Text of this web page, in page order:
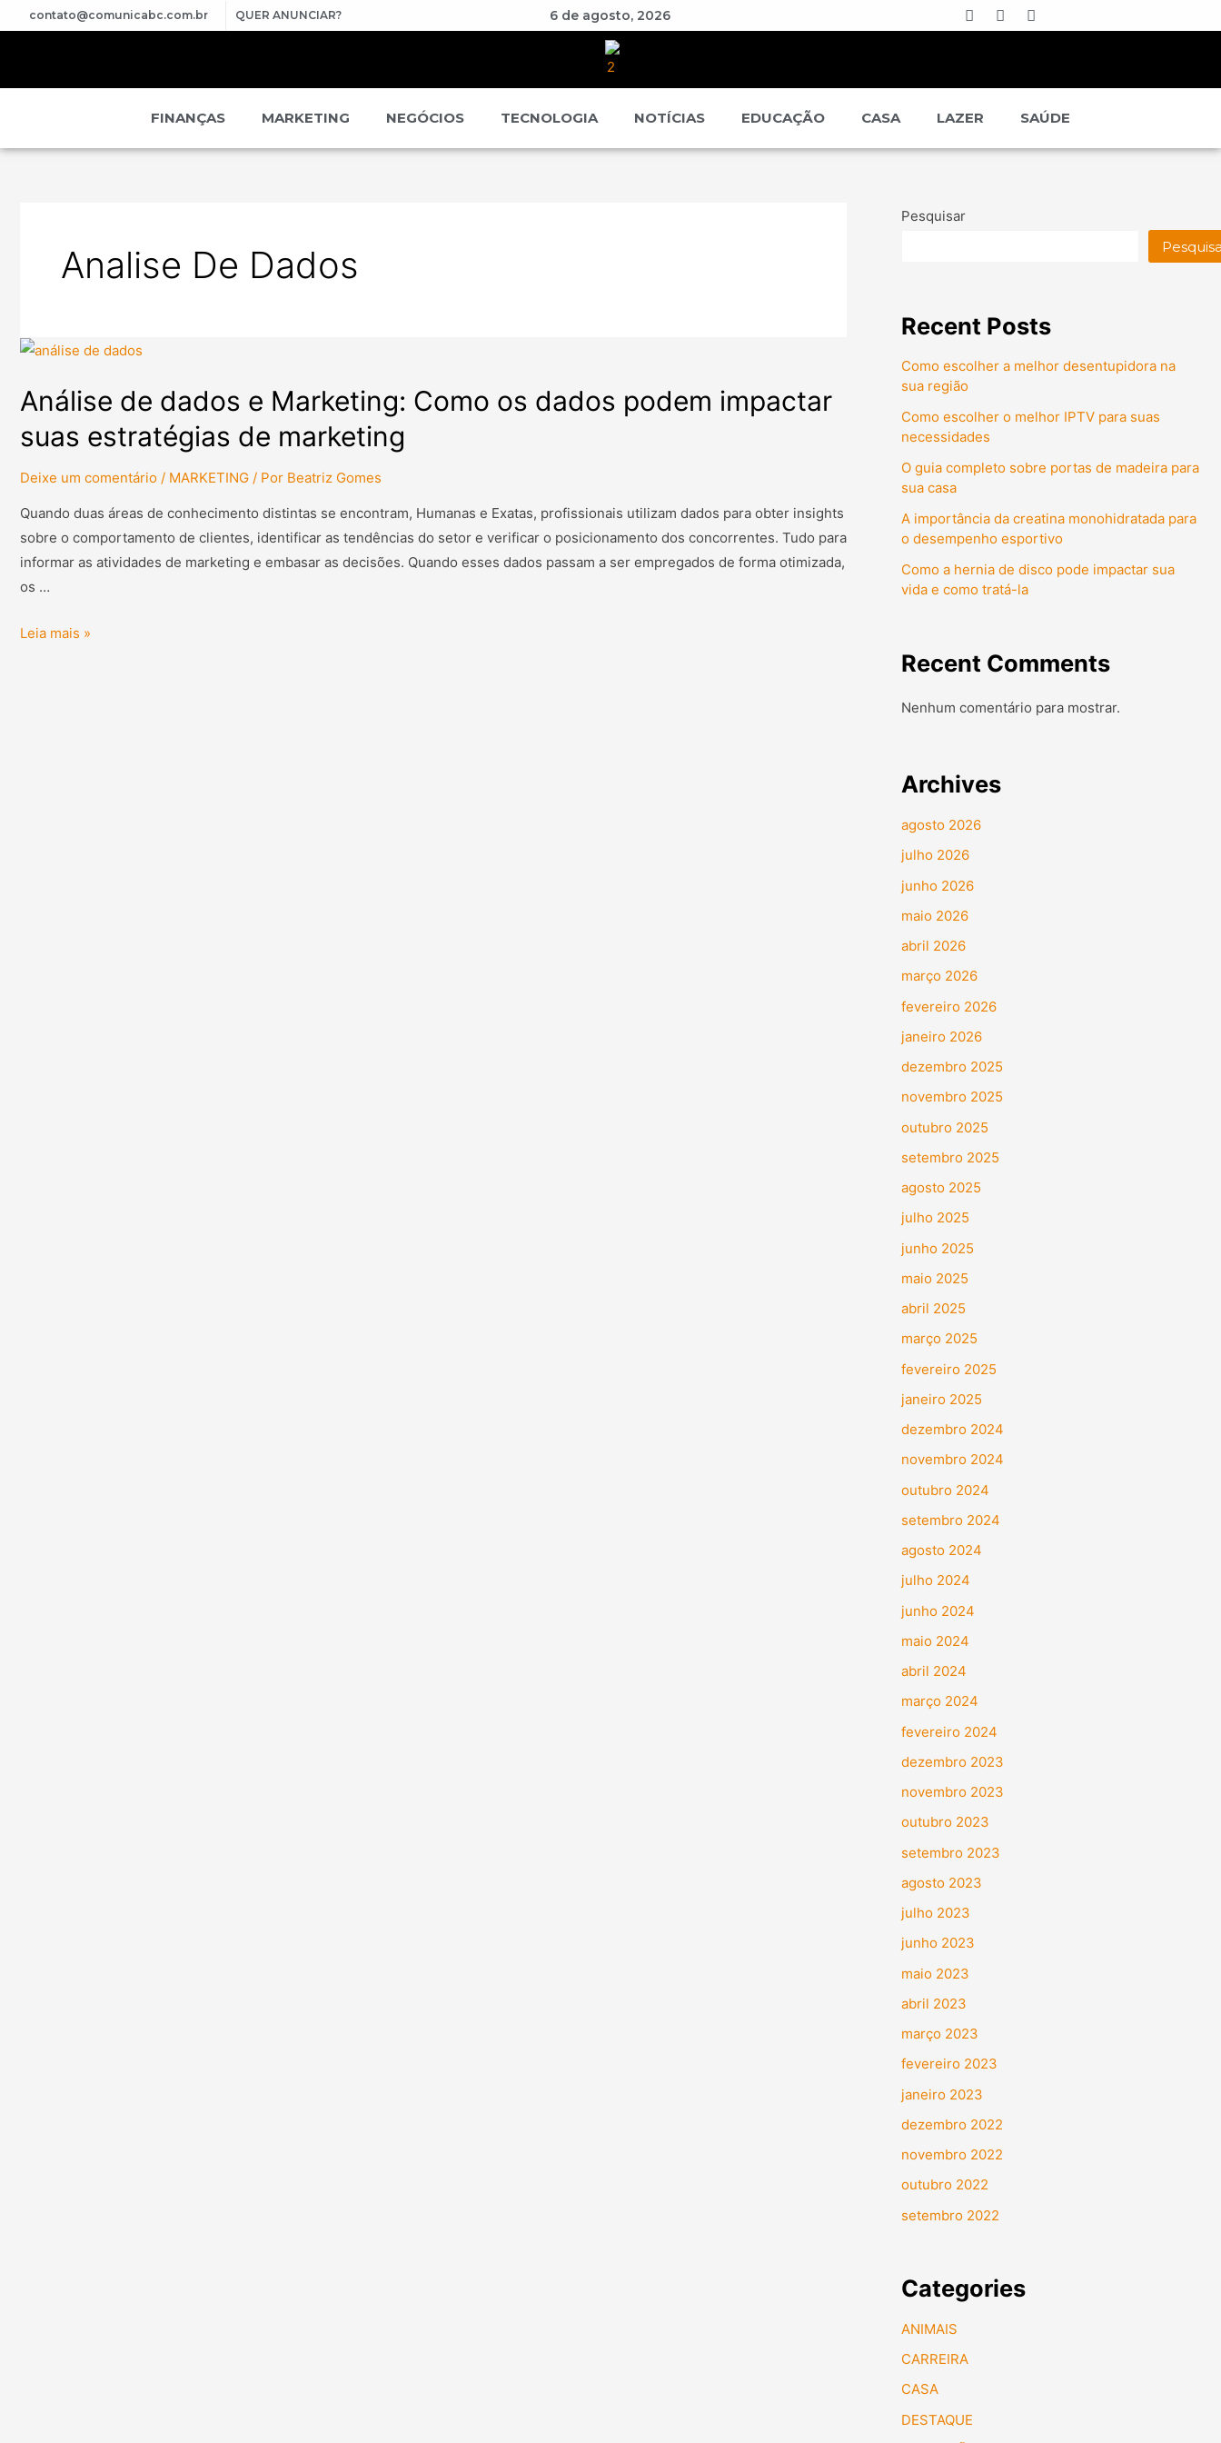
contato@comunicabc.com.br QUER ANUNCIAR? 6 de agosto, 2026
FINANÇAS MARKETING NEGÓCIOS TECNOLOGIA NOTÍCIAS EDUCAÇÃO CASA LAZER SAÚDE
Analise De Dados
Análise de dados e Marketing: Como os dados podem impactar
suas estratégias de marketing
Deixe um comentário / MARKETING / Por Beatriz Gomes
Quando duas áreas de conhecimento distintas se encontram, Humanas e Exatas, profissionais utilizam dados para obter insights
sobre o comportamento de clientes, identificar as tendências do setor e verificar o posicionamento dos concorrentes. Tudo para
informar as atividades de marketing e embasar as decisões. Quando esses dados passam a ser empregados de forma otimizada,
os …
Leia mais »
Pesquisar
Recent Posts
Como escolher a melhor desentupidora na
sua região
Como escolher o melhor IPTV para suas
necessidades
O guia completo sobre portas de madeira para
sua casa
A importância da creatina monohidratada para
o desempenho esportivo
Como a hernia de disco pode impactar sua
vida e como tratá-la
Recent Comments
Nenhum comentário para mostrar.
Archives
agosto 2026
julho 2026
junho 2026
maio 2026
abril 2026
março 2026
fevereiro 2026
janeiro 2026
dezembro 2025
novembro 2025
outubro 2025
setembro 2025
agosto 2025
julho 2025
junho 2025
maio 2025
abril 2025
março 2025
fevereiro 2025
janeiro 2025
dezembro 2024
novembro 2024
outubro 2024
setembro 2024
agosto 2024
julho 2024
junho 2024
maio 2024
abril 2024
março 2024
fevereiro 2024
dezembro 2023
novembro 2023
outubro 2023
setembro 2023
agosto 2023
julho 2023
junho 2023
maio 2023
abril 2023
março 2023
fevereiro 2023
janeiro 2023
dezembro 2022
novembro 2022
outubro 2022
setembro 2022
Categories
ANIMAIS
CARREIRA
CASA
DESTAQUE